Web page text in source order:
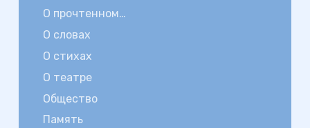
О прочтенном…
О словах
О стихах
О театре
Общество
Память